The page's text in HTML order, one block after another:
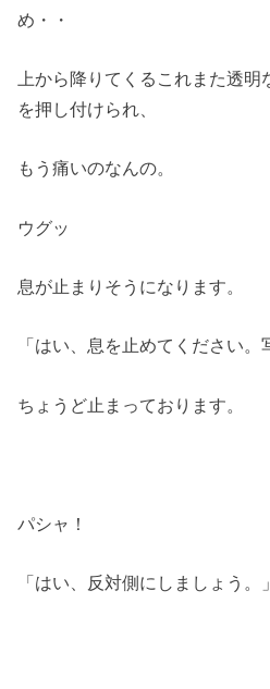
め・・
上から降りてくるこれまた透
を押し付けられ、
もう痛いのなんの。
ウグッ
息が止まりそうになります。
「はい、息を止めてください。
ちょうど止まっております。
パシャ！
「はい、反対側にしましょう。」